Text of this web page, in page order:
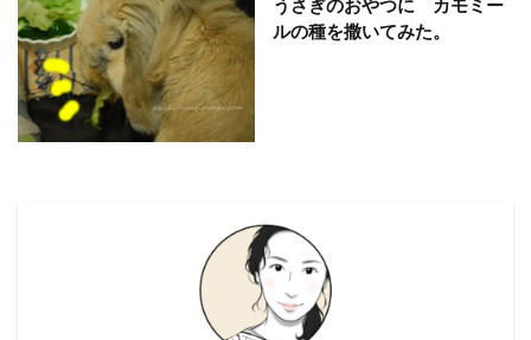
ルの種を撒いてみた。